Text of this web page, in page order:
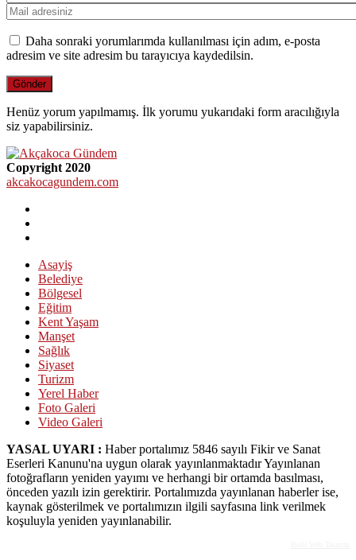
Daha sonraki yorumlarımda kullanılması için adım, e-posta
adresim ve site adresim bu tarayıcıya kaydedilsin.
Henüz yorum yapılmamış. İlk yorumu yukarıdaki form aracılığıyla
siz yapabilirsiniz.
Copyright 2020
akcakocagundem.com
Asayiş
Belediye
Bölgesel
Eğitim
Kent Yaşam
Manşet
Sağlık
Siyaset
Turizm
Yerel Haber
Foto Galeri
Video Galeri
YASAL UYARI : Haber portalımız 5846 sayılı Fikir ve Sanat
Eserleri Kanunu'na uygun olarak yayınlanmaktadır Yayınlanan
fotoğrafların yeniden yayımı ve herhangi bir ortamda basılması,
önceden yazılı izin gerektirir. Portalımızda yayınlanan haberler ise,
kaynak gösterilmek ve portalımızın ilgili sayfasına link verilmek
koşuluyla yeniden yayınlanabilir.